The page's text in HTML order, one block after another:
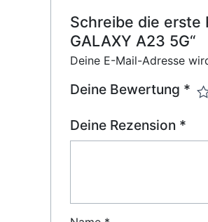
Schreibe die erste
GALAXY A23 5G“
Deine E-Mail-Adresse
Deine Bewertung *
Deine Rezension *